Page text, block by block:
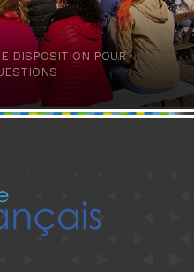
DISPOSITION POUR